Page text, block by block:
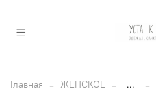
Главная ЖЕНСКОЕ ...